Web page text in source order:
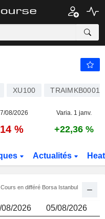
PTS
XU100 TRAIMKB00010
08/2026 Varia. 1 janv.
% +22,36 %
Actualités
en différé Borsa Istanbul
08/2026 05/08/2026